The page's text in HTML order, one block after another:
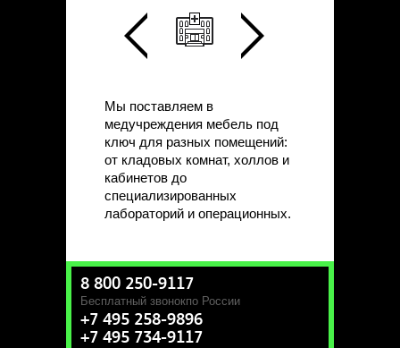
Мы поставляем в
медучреждения мебель под
ключ для разных помещений:
от кладовых комнат, холлов и
кабинетов до
специализированных
лабораторий и операционных.
8 800 250-9117
Бесплатный звонокпо России
+7 495 258-9896
+7 495 734-9117